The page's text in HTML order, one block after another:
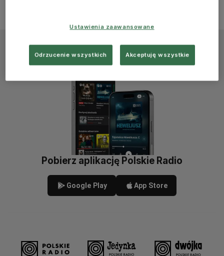
Pobierz aplikację Polskie Radio
Google Play App Store
Ustawienia zaawansowane
Odrzucenie wszystkich Akceptuję wszystkie